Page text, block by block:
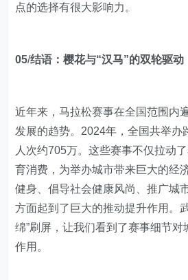
点的选择有很大影响力。
05/结语：樱花与“汉马”的双轮驱动
近年来，马拉松赛事在全国范围内
发展的趋势。2024年，全国共举办
人次约705万。这些赛事不仅拉动
育消费，为举办城市带来巨大的经
健身、倡导社会健康风尚、推广城
方面起到了巨大的推动提升作用。
绵”刷屏，让我们看到了赛事细节
作用。